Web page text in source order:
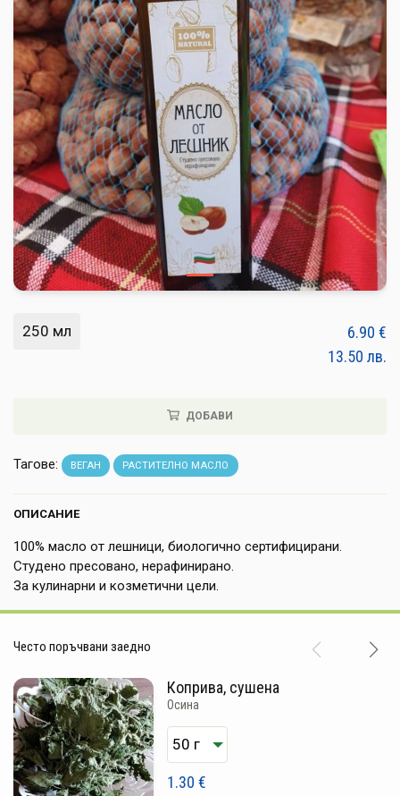
ПЛОДОВЕ И ЗЕЛЕНЧУЦИ
ХЛЯБ, ЗЪРНЕНИ, ВАРИВА
МЛЕЧНИ И ЯЙЦА
МЕД И ПЧЕЛНИ
КОНСЕРВИРАНИ
ЯДКИ И ТАХАНИ
ВЕГАН ПРОДУКТИ
БИЛКИ И ПОДПРАВКИ
КОЗМЕТИКА
ЗА ДОМА
КНИГИ
ПОДАРЪЦИ
КАЧЕСТВО
УСЛОВИЯ ЗА ПОЛЗВАНЕ
250 мл 6.90 €
13.50 лв.
ДОБАВИ
Тагове: ВЕГАН РАСТИТЕЛНО МАСЛО
ОПИСАНИЕ
100% масло от лешници, биологично сертифицирани.
Студено пресовано, нерафинирано.
За кулинарни и козметични цели.
Често поръчвани заедно
Коприва, сушена
Осина
1.30 €